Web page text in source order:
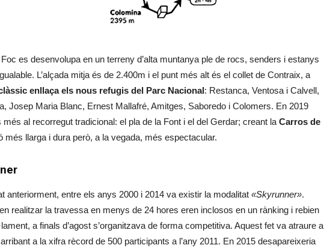
es desenvolupa en un terreny d’alta muntanya ple de rocs, senders i estanys
L’alçada mitja és de 2.400m i el punt més alt és el collet de Contraix, a
enllaça els nous refugis del Parc Nacional: Restanca, Ventosa i Calvell,
Josep Maria Blanc, Ernest Mallafré, Amitges, Saboredo i Colomers. En 2019
més al recorregut tradicional: el pla de la Font i el del Gerdar; creant la Carros de
més llarga i dura però, a la vegada, més espectacular.
anteriorment, entre els anys 2000 i 2014 va existir la modalitat «Skyrunner».
realitzar la travessa en menys de 24 hores eren inclosos en un rànking i rebien
a finals d’agost s’organitzava de forma competitiva. Aquest fet va atraure a
a la xifra rècord de 500 participants a l’any 2011. En 2015 desapareixeria